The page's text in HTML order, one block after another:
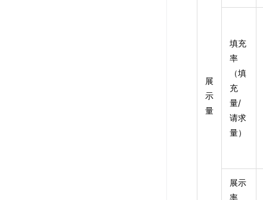
展
示
量
填充
率
（填
充
量/
请求
量）
展示
率